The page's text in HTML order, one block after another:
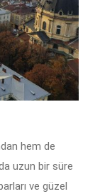
hem de
uzun bir süre
ve güzel